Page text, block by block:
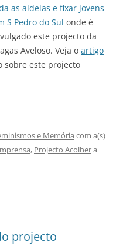
as aldeias e fixar jovens
S Pedro do Sul onde é
este projecto da
Aveloso. Veja o artigo
sobre este projecto
e Memória com a(s)
, Projecto Acolhera
projecto